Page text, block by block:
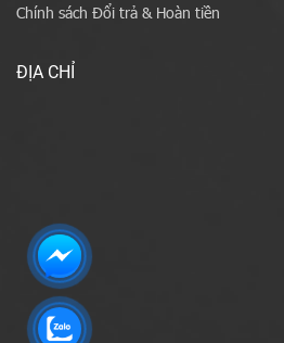
Chính sách Đổi trả & Hoàn tiền
ĐỊA CHỈ